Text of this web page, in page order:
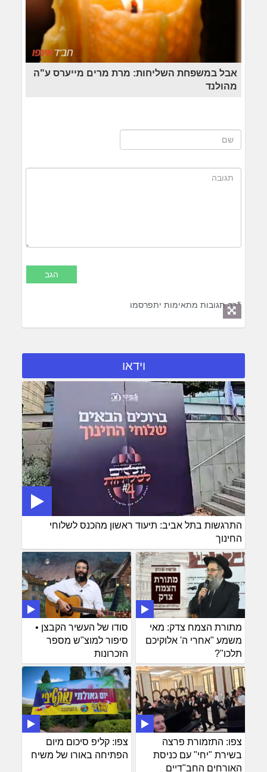
אבל במשפחת השליחות: מרת מרים מייערס ע"ה
מהולנד
*רק תגובות מתאימות יתפרסמו
וידאו
התרגשות בתל אביב: תיעוד ראשון מהכנס לשלוחי
החינוך
סודו של העשיר הקבצן •
סיפור למוצ"ש מספר
הזכרונות
מתורת הצמח צדק: מאי
משמע "אחרי ה' אלוקיכם
תלכו"?
צפו: קליפ סיכום מיום
הפתיחה באורו של משיח
צפו: התזמורת פרצה
בשירת "יחי" עם כניסת
האורחים החב"דיים